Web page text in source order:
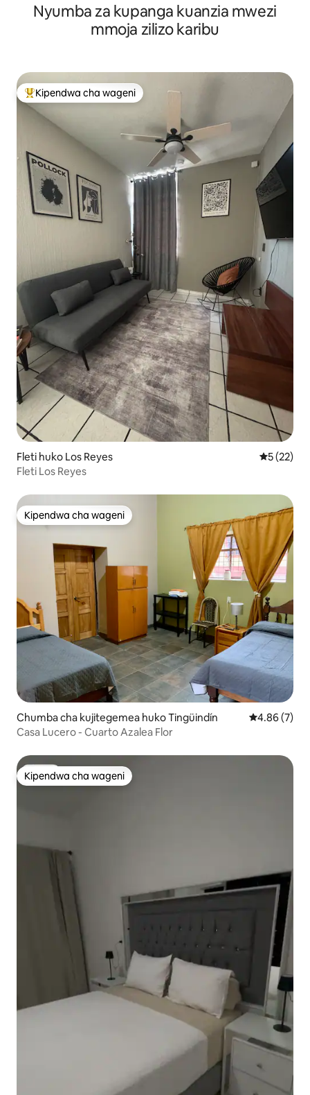
Nyumba za kupanga kuanzia mwezi
mmoja zilizo karibu
Kipendwa maarufu cha wageni
Kipendwa cha wageni
Fleti huko Los Reyes Ukadiriaji
5 (22)
Fleti Los Reyes
Kipendwa cha wageni
Kipendwa cha wageni
Chumba cha kujitegemea huko Tingüindín Ukadiriaji
4.86 (7)
Casa Lucero - Cuarto Azalea Flor
Kipendwa cha wageni
Kipendwa cha wageni